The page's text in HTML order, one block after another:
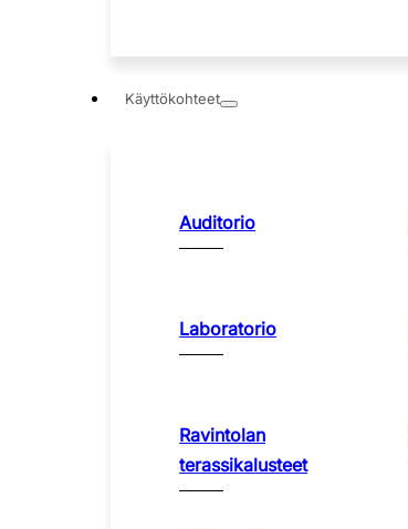
Käyttökohteet
Auditorio
Laboratorio
Ravintolan
terassikalusteet